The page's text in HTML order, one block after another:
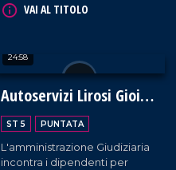
Rimini.VAI AL TITOLO
24:58
Autoservizi Lirosi Gioia
Tauro: Lavoro e legalità
ST 5 PUNTATA
L'amministrazione Giudiziaria
incontra i dipendenti per